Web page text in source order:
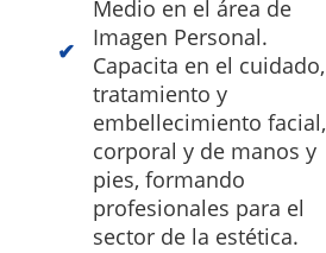
Medio en el área de
Imagen Personal.
Capacita en el cuidado,
tratamiento y
embellecimiento facial,
corporal y de manos y
pies, formando
profesionales para el
sector de la estética.